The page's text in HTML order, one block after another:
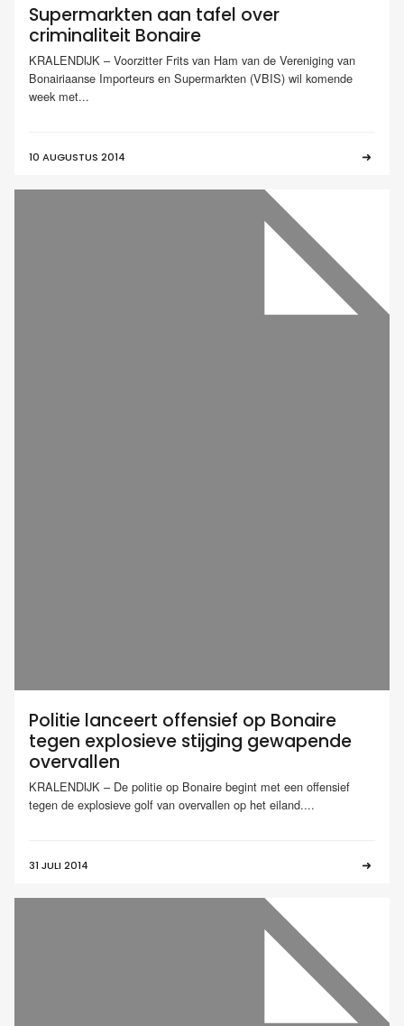
Supermarkten aan tafel over
criminaliteit Bonaire
KRALENDIJK – Voorzitter Frits van Ham van de Vereniging van
Bonairiaanse Importeurs en Supermarkten (VBIS) wil komende
week met...
10 AUGUSTUS 2014
Politie lanceert offensief op Bonaire
tegen explosieve stijging gewapende
overvallen
KRALENDIJK – De politie op Bonaire begint met een offensief
tegen de explosieve golf van overvallen op het eiland....
31 JULI 2014